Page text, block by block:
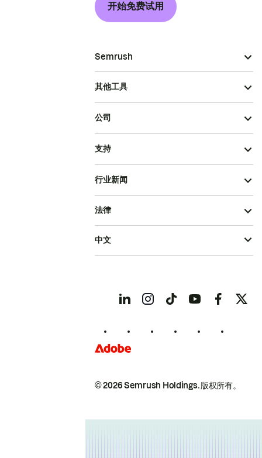
开始免费试用
Semrush
其他工具
公司
支持
行业新闻
© 2026 Semrush Holdings.版权所有。
法律
中文